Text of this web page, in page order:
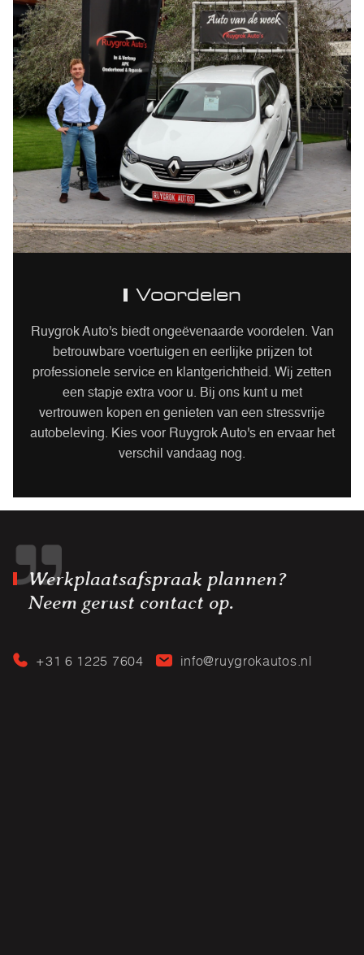
Voordelen
Ruygrok Auto's biedt ongeëvenaarde voordelen. Van
betrouwbare voertuigen en eerlijke prijzen tot
professionele service en klantgerichtheid. Wij zetten
een stapje extra voor u. Bij ons kunt u met
vertrouwen kopen en genieten van een stressvrije
autobeleving. Kies voor Ruygrok Auto's en ervaar het
verschil vandaag nog.
Werkplaatsafspraak plannen?
Neem gerust contact op.
+31 6 1225 7604 info@ruygrokautos.nl